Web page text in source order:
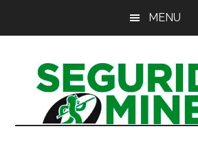
principal
MENU